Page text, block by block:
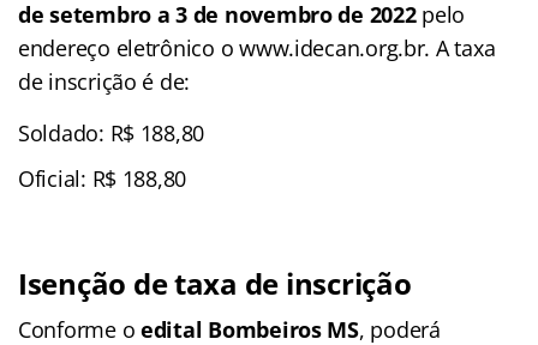
de setembro a 3 de novembro de 2022pelo
endereço eletrônico o www.idecan.org.br. A taxa
de inscrição é de:
Soldado: R$ 188,80
Oficial: R$ 188,80
Isenção de taxa de inscrição
Conforme oedital Bombeiros MS, poderá